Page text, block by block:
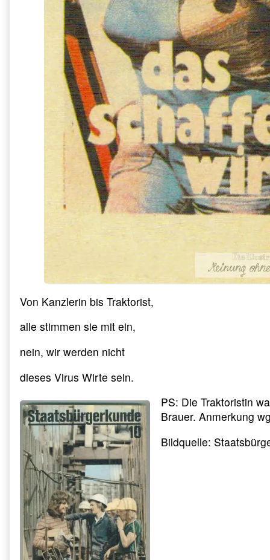
Von Kanzlerin bis Traktorist,
alle stimmen sie mit ein,
nein, wir werden nicht
dieses Virus Wirte sein.
PS: Die Traktoristin
Brauer. Anmerkung
Bildquelle: